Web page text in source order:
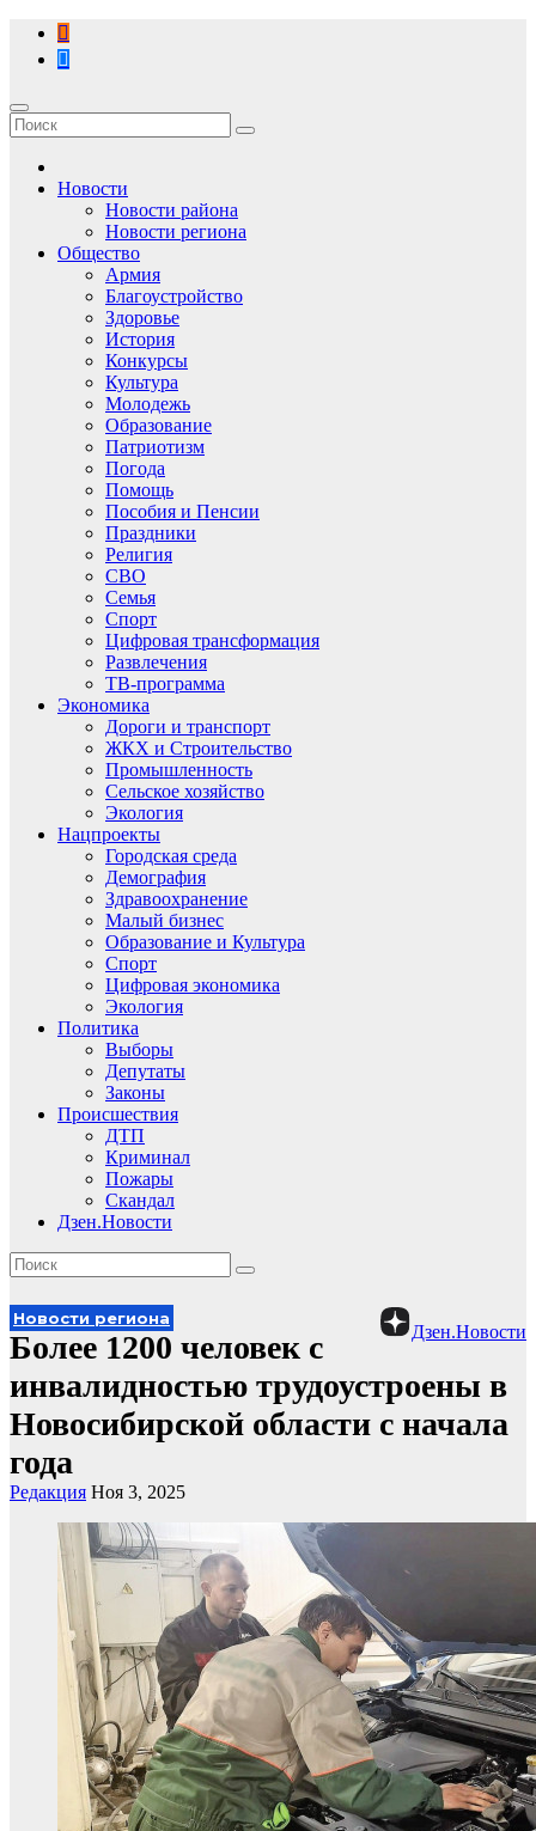
Перейти
содержимому
Новости
Новости района
Новости региона
Общество
Армия
Благоустройство
Здоровье
История
Конкурсы
Культура
Молодежь
Образование
Патриотизм
Погода
Помощь
Пособия и Пенсии
Праздники
Религия
СВО
Семья
Спорт
Цифровая трансформация
Развлечения
ТВ-программа
Экономика
Дороги и транспорт
ЖКХ и Строительство
Промышленность
Сельское хозяйство
Экология
Нацпроекты
Городская среда
Демография
Здравоохранение
Малый бизнес
Образование и Культура
Спорт
Цифровая экономика
Экология
Политика
Выборы
Депутаты
Законы
Происшествия
ДТП
Криминал
Пожары
Скандал
Дзен.Новости
Дзен.Новости
Новости региона
Более 1200 человек с
инвалидностью трудоустроены в
Новосибирской области с начала
года
Редакция Ноя 3, 2025